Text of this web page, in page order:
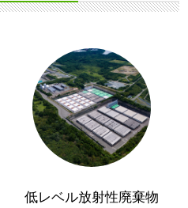
低レベル放射性廃棄物